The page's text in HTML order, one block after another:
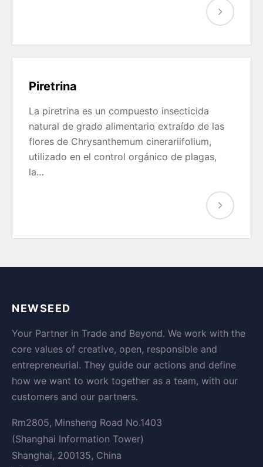
Piretrina
La piretrina es un compuesto insecticida
natural de grado alimentario extraído de las
flores de Chrysanthemum cinerariifolium,
utilizado en el control orgánico de plagas,
la…
NEWSEED
Your Partner in Trade and Beyond. We work with the
core values of creative, open, responsible and
entrepreneurial. They guide our actions and define
how we want to work together as a team, with our
customers and our partners.
Rm2805, Minsheng Road No.1403
(Shanghai Information Tower)
Shanghai, 200135, China